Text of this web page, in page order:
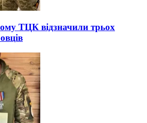
ТЦК відзначили трьох